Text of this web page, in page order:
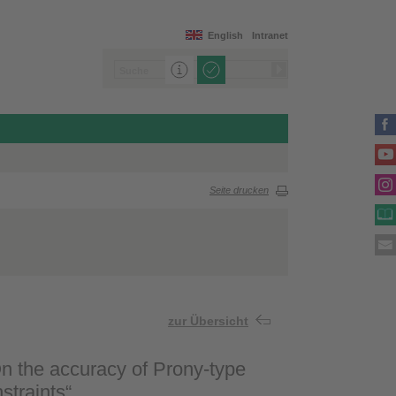
Intranet
English
Seite drucken
zur Übersicht
the accuracy of Prony-type